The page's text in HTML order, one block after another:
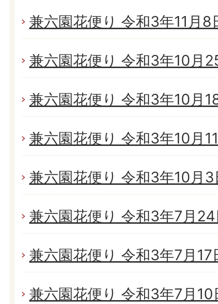
兼六園花便り 令和3年11月8
兼六園花便り 令和3年10月
兼六園花便り 令和3年10月
兼六園花便り 令和3年10月
兼六園花便り 令和3年10月
兼六園花便り 令和3年7月
兼六園花便り 令和3年7月
兼六園花便り 令和3年7月